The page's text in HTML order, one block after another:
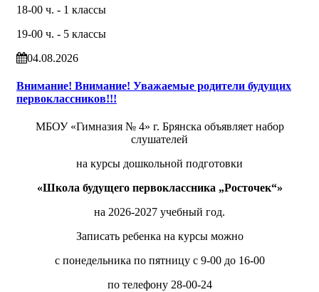
18-00 ч. - 1 классы
19-00 ч. - 5 классы
04.08.2026
Внимание! Внимание! Уважаемые родители будущих
первоклассников!!!
МБОУ «Гимназия № 4» г. Брянска объявляет набор
слушателей
на курсы дошкольной подготовки
«Школа будущего первоклассника „Росточек“»
на 2026-2027 учебный год.
Записать ребенка на курсы можно
с понедельника по пятницу с 9-00 до 16-00
по телефону 28-00-24